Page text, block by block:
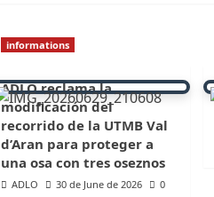
informations
ADLO reclama la
modificación del
recorrido de la UTMB Val
d’Aran para proteger a
una osa con tres oseznos
ADLO 30 de June de 2026 0